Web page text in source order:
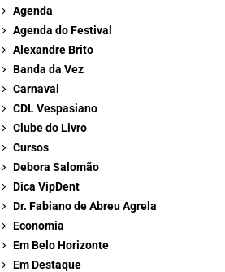
Agenda
Agenda do Festival
Alexandre Brito
Banda da Vez
Carnaval
CDL Vespasiano
Clube do Livro
Cursos
Debora Salomão
Dica VipDent
Dr. Fabiano de Abreu Agrela
Economia
Em Belo Horizonte
Em Destaque